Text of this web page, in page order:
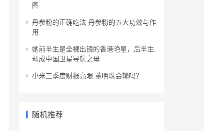
图
丹参粉的正确吃法 丹参粉的五大功效与作
用
她前半生是全裸出镜的香港艳星，后半生
却成中国卫星导航之母
小米三季度财报亮眼 董明珠会输吗？
随机推荐